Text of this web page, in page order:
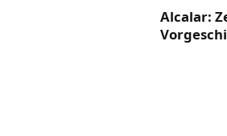
Alcalar: